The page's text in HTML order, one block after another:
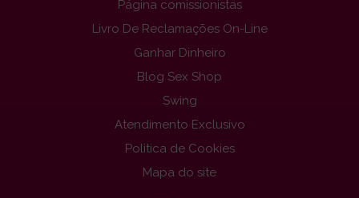
Página comissionistas
Livro De Reclamações On-Line
Ganhar Dinheiro
Blog Sex Shop
Swing
Atendimento Exclusivo
Politica de Cookies
Mapa do site